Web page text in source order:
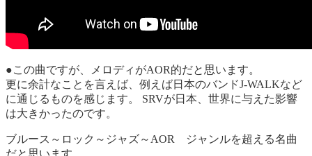
●この曲ですが、メロディがAOR的だと思います。
更に余計なことを言えば、例えば日本のバンドJ-WALKなど
に通じるものを感じます。 SRVが日本、世界に与えた影響
は大きかったのです。
ブルース～ロック～ジャズ～AOR ジャンルを超える名曲